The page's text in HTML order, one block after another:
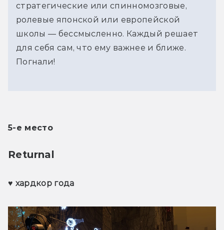
стратегические или спинномозговые,
ролевые японской или европейской
школы — бессмысленно. Каждый решает
для себя сам, что ему важнее и ближе.
Погнали!
5-е место
Returnal
♥ хардкор года